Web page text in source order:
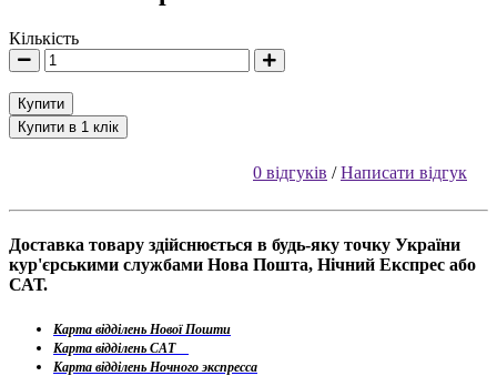
Кількість
Купити
Купити в 1 клік
0 відгуків /Написати відгук
Доставка товару здійснюється в будь-яку точку України
кур'єрськими службами Нова Пошта, Нічний Експрес або
САТ.
Карта відділень Нової Пошти
Карта відділень САТ
Карта відділень Ночного экспресса